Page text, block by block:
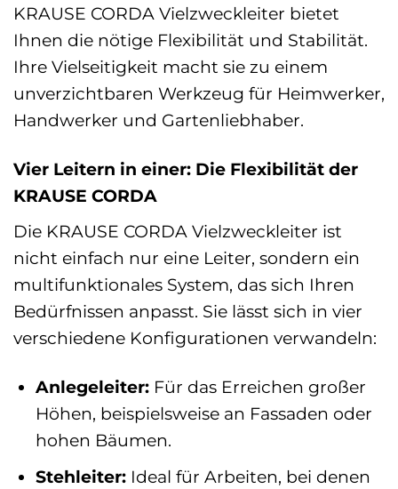
KRAUSE CORDA Vielzweckleiter bietet
Ihnen die nötige Flexibilität und Stabilität.
Ihre Vielseitigkeit macht sie zu einem
unverzichtbaren Werkzeug für Heimwerker,
Handwerker und Gartenliebhaber.
Vier Leitern in einer: Die Flexibilität der
KRAUSE CORDA
Die KRAUSE CORDA Vielzweckleiter ist
nicht einfach nur eine Leiter, sondern ein
multifunktionales System, das sich Ihren
Bedürfnissen anpasst. Sie lässt sich in vier
verschiedene Konfigurationen verwandeln:
Anlegeleiter:Für das Erreichen großer
Höhen, beispielsweise an Fassaden oder
hohen Bäumen.
Stehleiter:Ideal für Arbeiten, bei denen